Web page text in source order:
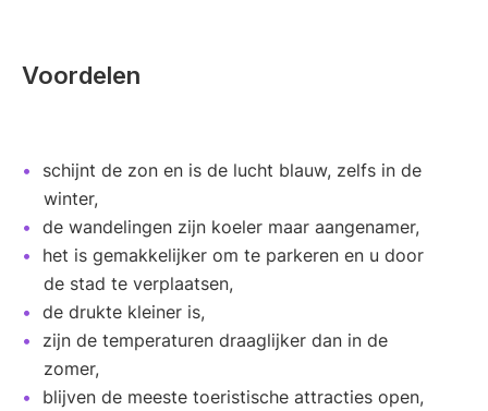
Voordelen
schijnt de zon en is de lucht blauw, zelfs in de
winter,
de wandelingen zijn koeler maar aangenamer,
het is gemakkelijker om te parkeren en u door
de stad te verplaatsen,
de drukte kleiner is,
zijn de temperaturen draaglijker dan in de
zomer,
blijven de meeste toeristische attracties open,